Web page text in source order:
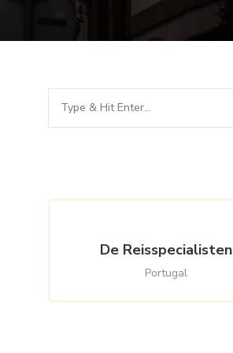
Looking
for
De Reisspecialisten
Portugal